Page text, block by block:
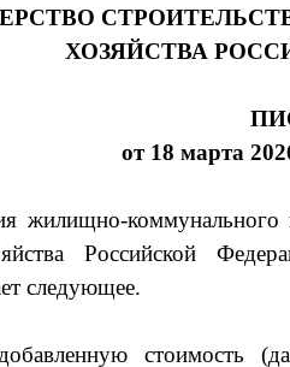
ХОЗЯЙСТВА
от 18 марта
жилищно-
Российской
следующее.
стоимость